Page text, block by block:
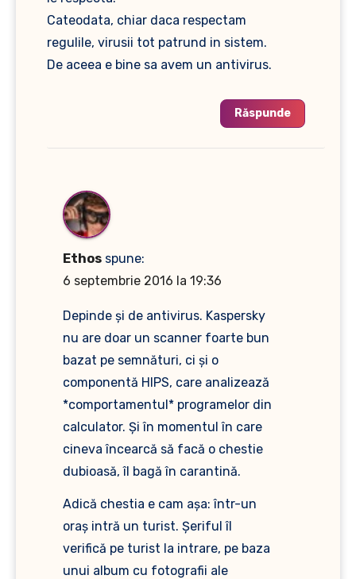
Cateodata, chiar daca respectam
regulile, virusii tot patrund in sistem.
De aceea e bine sa avem un antivirus.
Răspunde
Ethos spune:
6 septembrie 2016 la 19:36
Depinde și de antivirus. Kaspersky
nu are doar un scanner foarte bun
bazat pe semnături, ci și o
componentă HIPS, care analizează
*comportamentul* programelor din
calculator. Și în momentul în care
cineva încearcă să facă o chestie
dubioasă, îl bagă în carantină.
Adică chestia e cam așa: într-un
oraș intră un turist. Șeriful îl
verifică pe turist la intrare, pe baza
unui album cu fotografii ale